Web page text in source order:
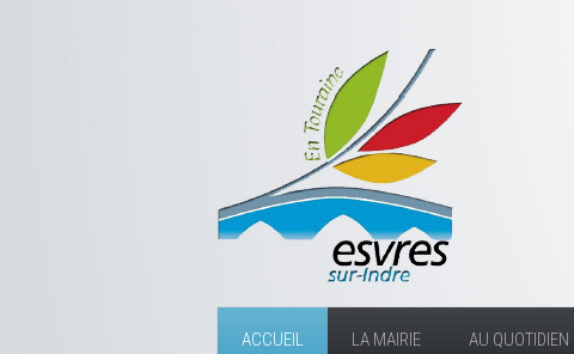
ACCUEIL LA MAIRIE AU QUOTIDIEN